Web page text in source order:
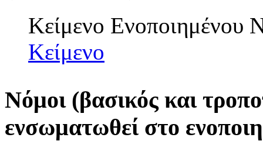
Κείμενο
Κείμενο
Νόμοι (βασικός και
ενσωματωθεί στο